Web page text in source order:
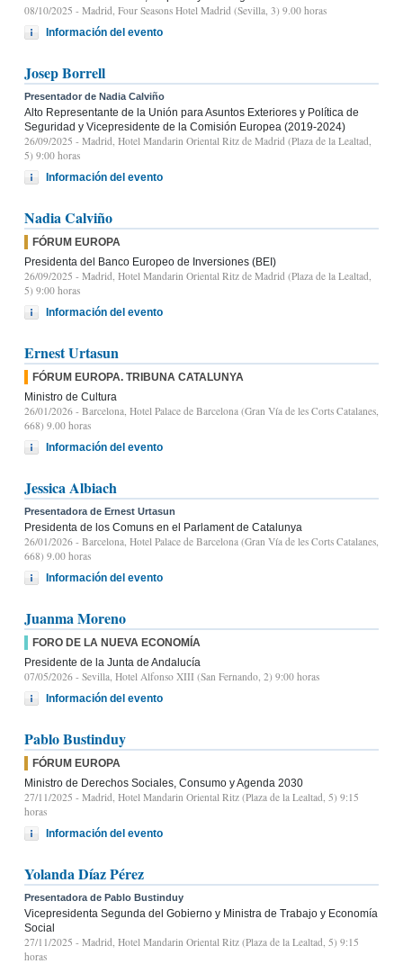
08/10/2025 - Madrid, Four Seasons Hotel Madrid (Sevilla, 3) 9.00 horas
Información del evento
Josep Borrell
Presentador de Nadia Calviño
Alto Representante de la Unión para Asuntos Exteriores y Política de
Seguridad y Vicepresidente de la Comisión Europea (2019-2024)
26/09/2025 - Madrid, Hotel Mandarin Oriental Ritz de Madrid (Plaza de la Lealtad,
5) 9:00 horas
Información del evento
Nadia Calviño
FÓRUM EUROPA
Presidenta del Banco Europeo de Inversiones (BEI)
26/09/2025 - Madrid, Hotel Mandarin Oriental Ritz de Madrid (Plaza de la Lealtad,
5) 9:00 horas
Información del evento
Ernest Urtasun
FÓRUM EUROPA. TRIBUNA CATALUNYA
Ministro de Cultura
26/01/2026 - Barcelona, Hotel Palace de Barcelona (Gran Vía de les Corts Catalanes,
668) 9.00 horas
Información del evento
Jessica Albiach
Presentadora de Ernest Urtasun
Presidenta de los Comuns en el Parlament de Catalunya
26/01/2026 - Barcelona, Hotel Palace de Barcelona (Gran Vía de les Corts Catalanes,
668) 9.00 horas
Información del evento
Juanma Moreno
FORO DE LA NUEVA ECONOMÍA
Presidente de la Junta de Andalucía
07/05/2026 - Sevilla, Hotel Alfonso XIII (San Fernando, 2) 9:00 horas
Información del evento
Pablo Bustinduy
FÓRUM EUROPA
Ministro de Derechos Sociales, Consumo y Agenda 2030
27/11/2025 - Madrid, Hotel Mandarin Oriental Ritz (Plaza de la Lealtad, 5) 9:15
horas
Información del evento
Yolanda Díaz Pérez
Presentadora de Pablo Bustinduy
Vicepresidenta Segunda del Gobierno y Ministra de Trabajo y Economía
Social
27/11/2025 - Madrid, Hotel Mandarin Oriental Ritz (Plaza de la Lealtad, 5) 9:15
horas